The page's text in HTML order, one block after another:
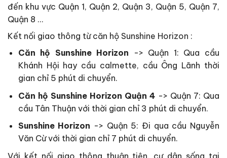
đến khu vực Quận 1, Quận 2, Quận 3, Quận 5, Quận 7,
Quận 8 …
Kết nối giao thông từ căn hộ Sunshine Horizon :
Căn hộ Sunshine Horizon -> Quận 1: Qua cầu
Khánh Hội hay cầu calmette, cầu Ông Lãnh thời
gian chỉ 5 phút di chuyển.
Căn hộ Sunshine Horizon Quận 4 -> Quận 7: Qua
cầu Tân Thuận với thời gian chỉ 3 phút di chuyển.
Sunshine Horizon -> Quận 5: Đi qua cầu Nguyễn
Văn Cừ với thời gian chỉ 7 phút di chuyển.
Với kết nối giao thông thuận tiện, cư dân sống tại